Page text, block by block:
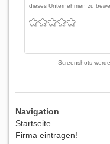
dieses Unternehmen zu
Screenshots
Navigation
Startseite
Firma eintragen!